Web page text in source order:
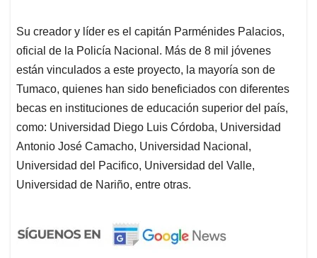
Su creador y líder es el capitán Parménides Palacios,
oficial de la Policía Nacional. Más de 8 mil jóvenes
están vinculados a este proyecto, la mayoría son de
Tumaco, quienes han sido beneficiados con diferentes
becas en instituciones de educación superior del país,
como: Universidad Diego Luis Córdoba, Universidad
Antonio José Camacho, Universidad Nacional,
Universidad del Pacifico, Universidad del Valle,
Universidad de Nariño, entre otras.